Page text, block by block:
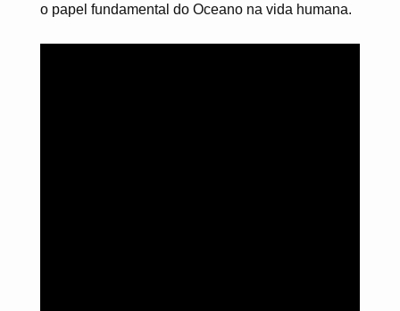
o papel fundamental do Oceano na vida humana.